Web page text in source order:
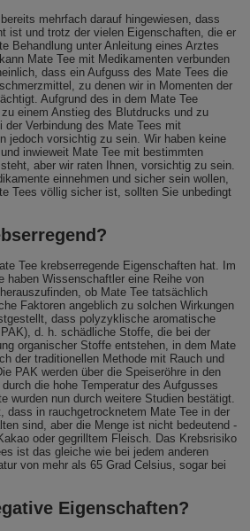
mehrfach darauf hingewiesen, dass
ist und trotz der vielen Eigenschaften, die er
Behandlung unter Anleitung eines Arztes
Mate Tee mit Medikamenten verbunden
dass ein Aufguss des Mate Tees die
zu denen wir in Momenten der
Aufgrund des in dem Mate Tee
einem Anstieg des Blutdrucks und zu
Verbindung des Mate Tees mit
jedoch vorsichtig zu sein. Wir haben keine
inwieweit Mate Tee mit bestimmten
aber wir raten Ihnen, vorsichtig zu sein.
einnehmen und sicher sein wollen,
Tees völlig sicher ist, sollten Sie unbedingt
Tee krebserregende Eigenschaften hat. Im
haben Wissenschaftler eine Reihe von
ob Mate Tee tatsächlich
Faktoren angeblich zu solchen Wirkungen
dass polyzyklische aromatische
d. h. schädliche Stoffe, die bei der
organischer Stoffe entstehen, in dem Mate
der traditionellen Methode mit Rauch und
PAK werden über die Speiseröhre in den
die hohe Temperatur des Aufgusses
wurden nun durch weitere Studien bestätigt.
dass in rauchgetrocknetem Mate Tee in der
sind, aber die Menge ist nicht bedeutend -
oder gegrilltem Fleisch. Das Krebsrisiko
ist das gleiche wie bei jedem anderen
von mehr als 65 Grad Celsius, sogar bei
Eigenschaften?